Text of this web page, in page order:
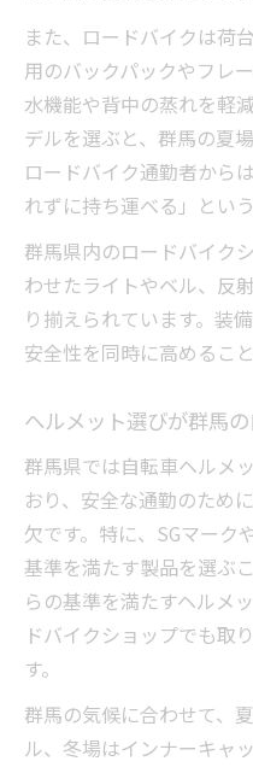
点
毎日の通勤距離を安
方
自転車通勤を継
び方
長距離自転車通
り
毎日の自転車通
ント
自転車通勤で距
無理なく続け
は
また、ロードバイクは荷
用のバックパックやフレ
水機能や背中の蒸れを軽
デルを選ぶと、群馬の夏
ロードバイク通勤者から
れずに持ち運べる」とい
群馬県内のロードバイク
わせたライトやベル、反
り揃えられています。装
安全性を同時に高めるこ
ヘルメット選びが群馬
群馬県では自転車ヘルメ
おり、安全な通勤のため
欠です。特に、SGマーク
基準を満たす製品を選ぶ
らの基準を満たすヘルメ
ドバイクショップでも取
す。
群馬の気候に合わせて、
ル、冬場はインナーキャ